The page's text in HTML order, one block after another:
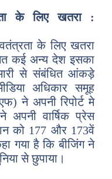
के लिए खतरा :
के लिए खतरा
कई अन्य देश इसका
से संबंधित आंकड़े
अधिकार समूह
ने अपनी रिपोर्ट मे
वार्षिक प्रेस
को 177 और 173वें
गया है कि बीजिंग ने
से छुपाया।